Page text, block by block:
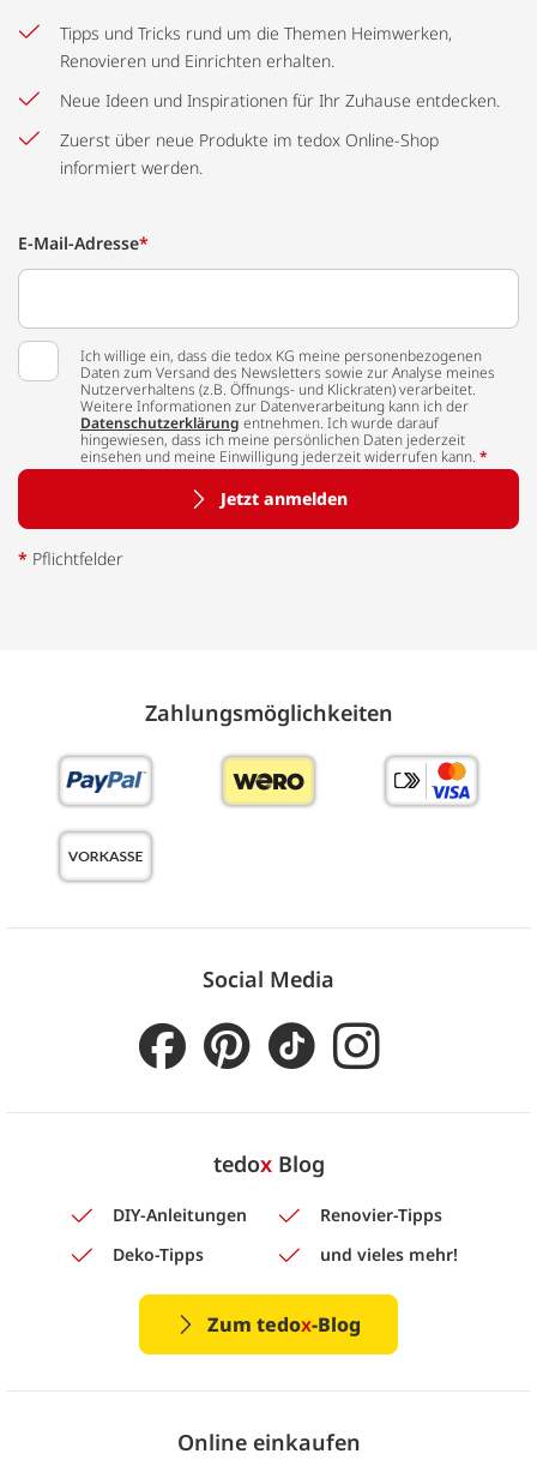
Tipps und Tricks rund um die Themen Heimwerken,
Renovieren und Einrichten erhalten.
Neue Ideen und Inspirationen für Ihr Zuhause entdecken.
Zuerst über neue Produkte im tedox Online-Shop
informiert werden.
E-Mail-Adresse*
Ich willige ein, dass die tedox KG meine personenbezogenen
Daten zum Versand des Newsletters sowie zur Analyse meines
Nutzerverhaltens (z.B. Öffnungs- und Klickraten) verarbeitet.
Weitere Informationen zur Datenverarbeitung kann ich der
Datenschutzerklärung entnehmen. Ich wurde darauf
hingewiesen, dass ich meine persönlichen Daten jederzeit
einsehen und meine Einwilligung jederzeit widerrufen kann. *
Jetzt anmelden
* Pflichtfelder
Zahlungs­möglich­keiten
Social Media
tedoxBlog
DIY-Anleitungen
Renovier-Tipps
Deko-Tipps
und vieles mehr!
Zum tedox-Blog
Online einkaufen